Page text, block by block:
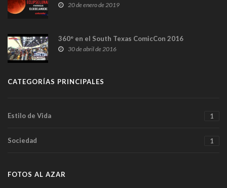
20 de enero de 2019
360° en el South Texas ComicCon 2016
30 de abril de 2016
CATEGORÍAS PRINCIPALES
Estilo de Vida 1
Sociedad 1
FOTOS AL AZAR